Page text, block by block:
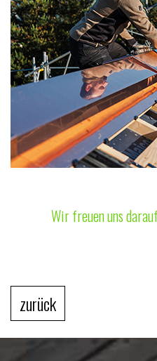
Wir freuen uns
zurück